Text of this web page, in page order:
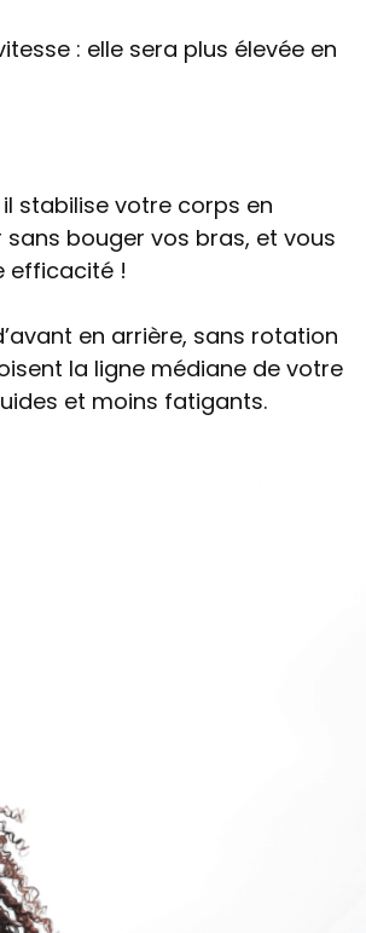
: elle sera plus élevée en
stabilise votre corps en
bouger vos bras, et vous
efficacité !
en arrière, sans rotation
la ligne médiane de votre
et moins fatigants.